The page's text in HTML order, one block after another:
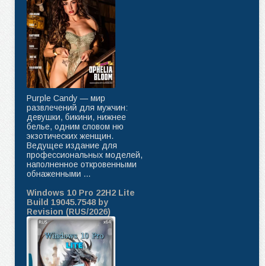
Purple Candy — мир
развлечений для мужчин:
девушки, бикини, нижнее
белье, одним словом ню
экзотических женщин.
Ведущее издание для
профессиональных моделей,
наполненное откровенными
обнаженными ...
Windows 10 Pro 22H2 Lite
Build 19045.7548 by
Revision (RUS/2026)